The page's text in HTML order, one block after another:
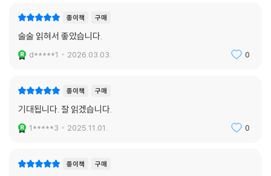
종이책 구매
술술 읽혀서 좋았습니다.
d*****1 2026.03.03. 0
종이책 구매
기대됩니다. 잘 읽겠습니다.
1*****3 2025.11.01. 0
종이책 구매